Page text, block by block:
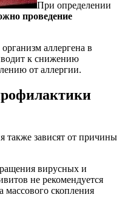
При определении
проведение
аллергена в
к снижению
от аллергии.
также зависят от причины
вирусных и
не рекомендуется
массового скопления